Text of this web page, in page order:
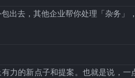
出去，其他企业帮你处理「杂务」
力的新点子和提案。也就是说，